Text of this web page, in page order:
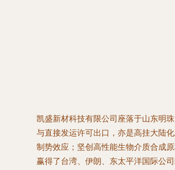
凯盛新材科技有限公司座落于山东明
与直接发运许可出口，亦是高挂大陆
制势效应；坚创高性能生物介质合成
赢得了台湾、伊朗、东太平洋国际公